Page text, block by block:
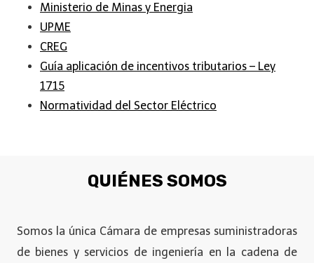
Ministerio de Minas y Energia
UPME
CREG
Guía aplicación de incentivos tributarios – Ley
1715
Normatividad del Sector Eléctrico
QUIÉNES SOMOS
Somos la única Cámara de empresas suministradoras
de bienes y servicios de ingeniería en la cadena de